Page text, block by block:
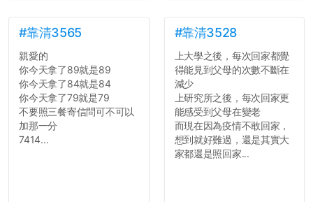
#靠清3565
親愛的
你今天拿了89就是89
你今天拿了84就是84
你今天拿了79就是79
不要照三餐寄信問可不可以
加那一分
7414...
#靠清3528
上大學之後，每次回家都覺
得能見到父母的次數不斷在
減少
上研究所之後，每次回家更
能感受到父母在變老
而現在因為疫情不敢回家，
想到就好難過，還是其實大
家都還是照回家...